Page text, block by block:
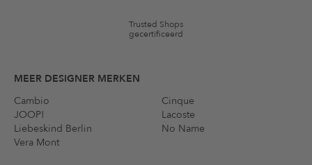
Trusted Shops
gecertificeerd
MEER DESIGNER MERKEN
Cambio
Cinque
JOOP!
Lacoste
Liebeskind Berlin
No Name
Vera Mont